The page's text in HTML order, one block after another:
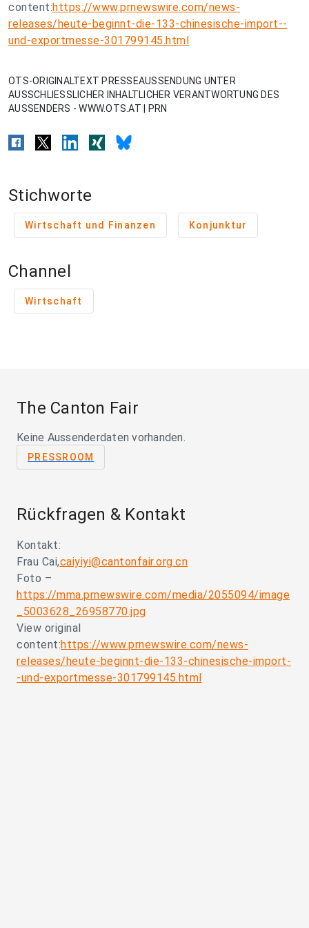
content:https://www.prnewswire.com/news-
releases/heute-beginnt-die-133-chinesische-import--
und-exportmesse-301799145.html
OTS-ORIGINALTEXT PRESSEAUSSENDUNG UNTER
AUSSCHLIESSLICHER INHALTLICHER VERANTWORTUNG DES
AUSSENDERS - WWW.OTS.AT | PRN
Stichworte
Wirtschaft und Finanzen Konjunktur
Channel
Wirtschaft
The Canton Fair
Keine Aussenderdaten vorhanden.
PRESSROOM
Rückfragen & Kontakt
Kontakt:
Frau Cai,caiyiyi@cantonfair.org.cn
Foto –
https://mma.prnewswire.com/media/2055094/image
_5003628_26958770.jpg
View original
content:https://www.prnewswire.com/news-
releases/heute-beginnt-die-133-chinesische-import-
-und-exportmesse-301799145.html